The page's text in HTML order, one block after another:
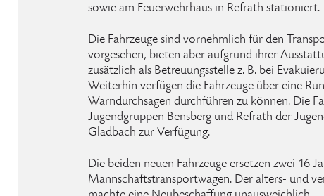
sowie am Feuerwehrhaus in Refrath stationiert.
Die Fahrzeuge sind vornehmlich für den
vorgesehen, bieten aber aufgrund ihrer
zusätzlich als Betreuungsstelle z. B. bei
Weiterhin verfügen die Fahrzeuge über eine
Warndurchsagen durchführen zu können. Die
Jugendgruppen Bensberg und Refrath der
Gladbach zur Verfügung.
Die beiden neuen Fahrzeuge ersetzen zwei 16
Mannschaftstransportwagen. Der alters- und